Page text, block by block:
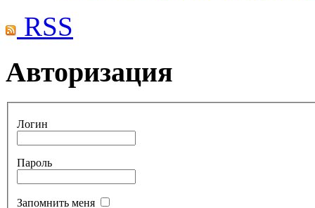
RSS
Авторизация
Логин
Пароль
Запомнить меня